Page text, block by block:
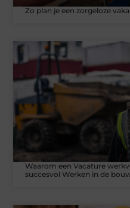
Zo plan je een zorgeloze
Waarom een Vacature
succesvol Werken in de